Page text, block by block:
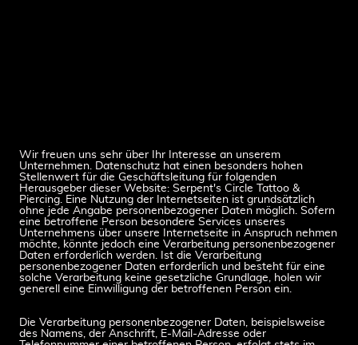
Wir freuen uns sehr über Ihr Interesse an unserem
Unternehmen. Datenschutz hat einen besonders hohen
Stellenwert für die Geschäftsleitung für folgenden
Herausgeber dieser Website: Serpent's Circle Tattoo &
Piercing. Eine Nutzung der Internetseiten ist grundsätzlich
ohne jede Angabe personenbezogener Daten möglich. Sofern
eine betroffene Person besondere Services unseres
Unternehmens über unsere Internetseite in Anspruch nehmen
möchte, könnte jedoch eine Verarbeitung personenbezogener
Daten erforderlich werden. Ist die Verarbeitung
personenbezogener Daten erforderlich und besteht für eine
solche Verarbeitung keine gesetzliche Grundlage, holen wir
generell eine Einwilligung der betroffenen Person ein.
Die Verarbeitung personenbezogener Daten, beispielsweise
des Namens, der Anschrift, E-Mail-Adresse oder